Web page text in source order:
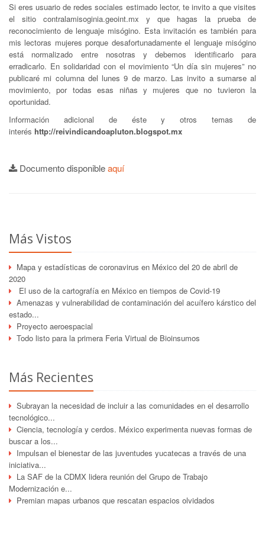
Si eres usuario de redes sociales estimado lector, te invito a que visites
el sitio contralamisoginia.geoint.mx y que hagas la prueba de
reconocimiento de lenguaje misógino. Esta invitación es también para
mis lectoras mujeres porque desafortunadamente el lenguaje misógino
está normalizado entre nosotras y debemos identificarlo para
erradicarlo. En solidaridad con el movimiento “Un día sin mujeres” no
publicaré mi columna del lunes 9 de marzo. Las invito a sumarse al
movimiento, por todas esas niñas y mujeres que no tuvieron la
oportunidad.
Información adicional de éste y otros temas de
interés http://reivindicandoapluton.blogspot.mx
Documento disponibleaquí
Más Vistos
Mapa y estadísticas de coronavirus en México del 20 de abril de
2020
El uso de la cartografía en México en tiempos de Covid-19
Amenazas y vulnerabilidad de contaminación del acuífero kárstico del
estado...
Proyecto aeroespacial
Todo listo para la primera Feria Virtual de Bioinsumos
Más Recientes
Subrayan la necesidad de incluir a las comunidades en el desarrollo
tecnológico...
Ciencia, tecnología y cerdos. México experimenta nuevas formas de
buscar a los...
Impulsan el bienestar de las juventudes yucatecas a través de una
iniciativa...
La SAF de la CDMX lidera reunión del Grupo de Trabajo
Modernización e...
Premian mapas urbanos que rescatan espacios olvidados